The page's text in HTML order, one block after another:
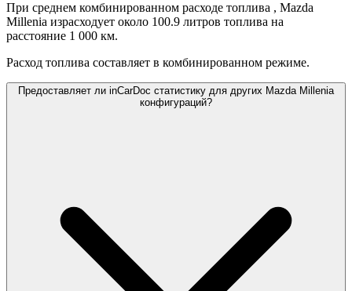
При среднем комбинированном расходе топлива , Mazda
Millenia израсходует около 100.9 литров топлива на
расстояние 1 000 км.
Расход топлива составляет в комбинированном режиме.
Предоставляет ли inCarDoc статистику для других Mazda Millenia
конфигураций?